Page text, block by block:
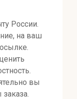
России.
на ваш
вы